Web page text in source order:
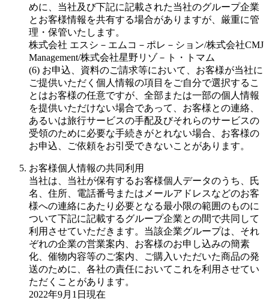
めに、当社及び下記に記載された当社のグループ企業
とお客様情報を共有する場合がありますが、厳重に管
理・保管いたします。
株式会社 エスシ－エムコ－ポレ－ション/株式会社CMJ
Management/株式会社星野リゾ－ト・トマム
(6) お申込、資料のご請求等において、お客様が当社に
ご提供いただく個人情報の項目をご自分で選択するこ
とはお客様の任意ですが、全部または一部の個人情報
を提供いただけない場合であって、お客様との連絡、
あるいは旅行サービスの手配及びそれらのサービスの
受領のために必要な手続きがとれない場合、お客様の
お申込、ご依頼をお引受できないことがあります。
お客様個人情報の共同利用
当社は、当社が保有するお客様個人データのうち、氏
名、住所、電話番号またはメールアドレスなどのお客
様への連絡にあたり必要となる最小限の範囲のものに
ついて下記に記載するグループ企業との間で共同して
利用させていただきます。当該企業グループは、それ
ぞれの企業の営業案内、お客様のお申し込みの簡素
化、催物内容等のご案内、ご購入いただいた商品の発
送のために、各社の責任においてこれを利用させてい
ただくことがあります。
2022年9月1日現在